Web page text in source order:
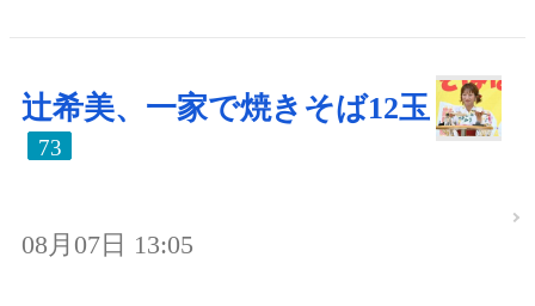
辻希美、一家で焼きそば12玉
73
08月07日 13:05